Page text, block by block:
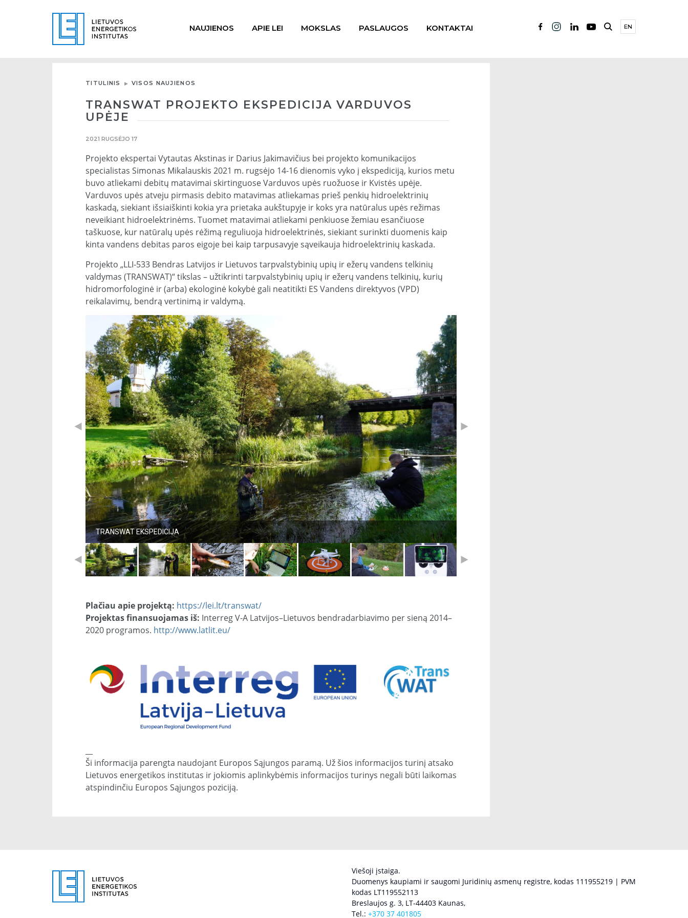
NAUJIENOS APIE LEI MOKSLAS PASLAUGOS KONTAKTAI EN
TITULINIS VISOS NAUJIENOS
TRANSWAT PROJEKTO EKSPEDICIJA VARDUVOS
UPĖJE
2021 RUGSĖJO 17
Projekto ekspertai Vytautas Akstinas ir Darius Jakimavičius bei projekto komunikacijos
specialistas Simonas Mikalauskis 2021 m. rugsėjo 14-16 dienomis vyko į ekspediciją, kurios metu
buvo atliekami debitų matavimai skirtinguose Varduvos upės ruožuose ir Kvistės upėje.
Varduvos upės atveju pirmasis debito matavimas atliekamas prieš penkių hidroelektrinių
kaskadą, siekiant išsiaiškinti kokia yra prietaka aukštupyje ir koks yra natūralus upės režimas
neveikiant hidroelektrinėms. Tuomet matavimai atliekami penkiuose žemiau esančiuose
taškuose, kur natūralų upės rėžimą reguliuoja hidroelektrinės, siekiant surinkti duomenis kaip
kinta vandens debitas paros eigoje bei kaip tarpusavyje sąveikauja hidroelektrinių kaskada.
Projekto „LLI-533 Bendras Latvijos ir Lietuvos tarpvalstybinių upių ir ežerų vandens telkinių
valdymas (TRANSWAT)“ tikslas – užtikrinti tarpvalstybinių upių ir ežerų vandens telkinių, kurių
hidromorfologinė ir (arba) ekologinė kokybė gali neatitikti ES Vandens direktyvos (VPD)
reikalavimų, bendrą vertinimą ir valdymą.
TRANSWAT EKSPEDICIJA
Plačiau apie projektą: https://lei.lt/transwat/
Projektas finansuojamas iš: Interreg V-A Latvijos–Lietuvos bendradarbiavimo per sieną 2014–
2020 programos. http://www.latlit.eu/
Ši informacija parengta naudojant Europos Sąjungos paramą. Už šios informacijos turinį atsako
Lietuvos energetikos institutas ir jokiomis aplinkybėmis informacijos turinys negali būti laikomas
atspindinčiu Europos Sąjungos poziciją.
Viešoji įstaiga.
Duomenys kaupiami ir saugomi Juridinių asmenų registre, kodas 111955219 | PVM
kodas LT119552113
Breslaujos g. 3, LT-44403 Kaunas,
Tel.: +370 37 401805